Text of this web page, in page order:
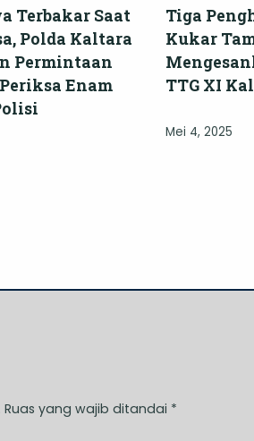
Terbakar Saat
Polda Kaltara
Permintaan
Enam
Tiga
Kukar
TTG XI
Mei 4, 2025
Ruas yang wajib ditandai *